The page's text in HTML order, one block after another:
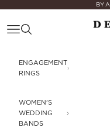
BY
Navigation menu
Search
ENGAGEMENT
RINGS
WOMEN'S
WEDDING
BANDS